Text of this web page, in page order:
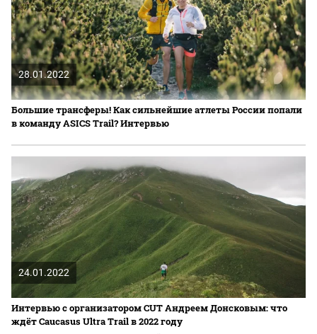
28.01.2022
Большие трансферы! Как сильнейшие атлеты России попали
в команду ASICS Trail? Интервью
24.01.2022
Интервью с организатором CUT Андреем Донсковым: что
ждёт Caucasus Ultra Trail в 2022 году